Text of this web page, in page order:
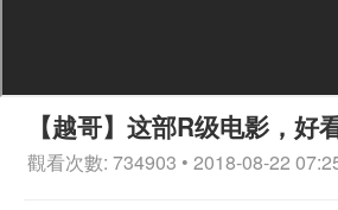
【越哥】这部R级电影，好
觀看次數: 734903 • 2018-08-22